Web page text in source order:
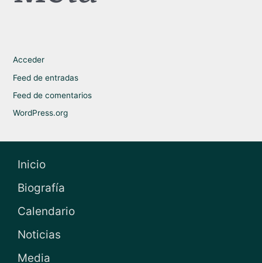
Acceder
Feed de entradas
Feed de comentarios
WordPress.org
Inicio
Biografía
Calendario
Noticias
Media